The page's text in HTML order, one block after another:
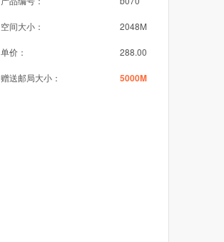
空间大小： 2048M
单价： 288.00
赠送邮局大小： 5000M